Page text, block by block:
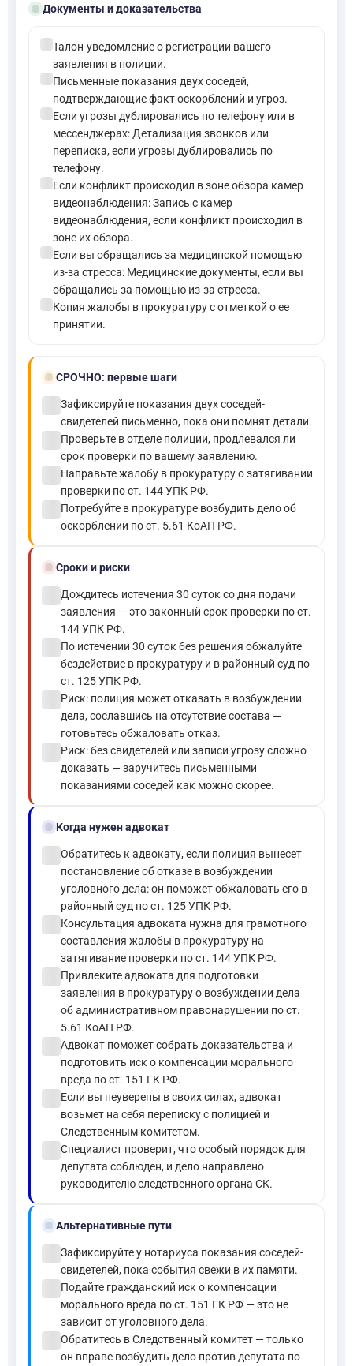
folder_openДокументы и доказательства
check_circleТалон-уведомление о регистрации вашего
заявления в полиции.
check_circleПисьменные показания двух соседей,
подтверждающие факт оскорблений и угроз.
check_circleЕсли угрозы дублировались по телефону или в
мессенджерах: Детализация звонков или
переписка, если угрозы дублировались по
телефону.
check_circleЕсли конфликт происходил в зоне обзора камер
видеонаблюдения: Запись с камер
видеонаблюдения, если конфликт происходил в
зоне их обзора.
check_circleЕсли вы обращались за медицинской помощью
из-за стресса: Медицинские документы, если вы
обращались за помощью из-за стресса.
check_circleКопия жалобы в прокуратуру с отметкой о ее
принятии.
boltСРОЧНО: первые шаги
Зафиксируйте показания двух соседей-
свидетелей письменно, пока они помнят детали.
Проверьте в отделе полиции, продлевался ли
срок проверки по вашему заявлению.
Направьте жалобу в прокуратуру о затягивании
проверки по ст. 144 УПК РФ.
Потребуйте в прокуратуре возбудить дело об
оскорблении по ст. 5.61 КоАП РФ.
schedule Сроки и риски
Дождитесь истечения 30 суток со дня подачи
заявления — это законный срок проверки по ст.
144 УПК РФ.
По истечении 30 суток без решения обжалуйте
бездействие в прокуратуру и в районный суд по
ст. 125 УПК РФ.
Риск: полиция может отказать в возбуждении
дела, сославшись на отсутствие состава —
готовьтесь обжаловать отказ.
Риск: без свидетелей или записи угрозу сложно
доказать — заручитесь письменными
показаниями соседей как можно скорее.
gavelКогда нужен адвокат
Обратитесь к адвокату, если полиция вынесет
постановление об отказе в возбуждении
уголовного дела: он поможет обжаловать его в
районный суд по ст. 125 УПК РФ.
Консультация адвоката нужна для грамотного
составления жалобы в прокуратуру на
затягивание проверки по ст. 144 УПК РФ.
Привлеките адвоката для подготовки
заявления в прокуратуру о возбуждении дела
об административном правонарушении по ст.
5.61 КоАП РФ.
Адвокат поможет собрать доказательства и
подготовить иск о компенсации морального
вреда по ст. 151 ГК РФ.
Если вы неуверены в своих силах, адвокат
возьмет на себя переписку с полицией и
Следственным комитетом.
Специалист проверит, что особый порядок для
депутата соблюден, и дело направлено
руководителю следственного органа СК.
alt_routeАльтернативные пути
Зафиксируйте у нотариуса показания соседей-
свидетелей, пока события свежи в их памяти.
Подайте гражданский иск о компенсации
морального вреда по ст. 151 ГК РФ — это не
зависит от уголовного дела.
Обратитесь в Следственный комитет — только
он вправе возбудить дело против депутата по